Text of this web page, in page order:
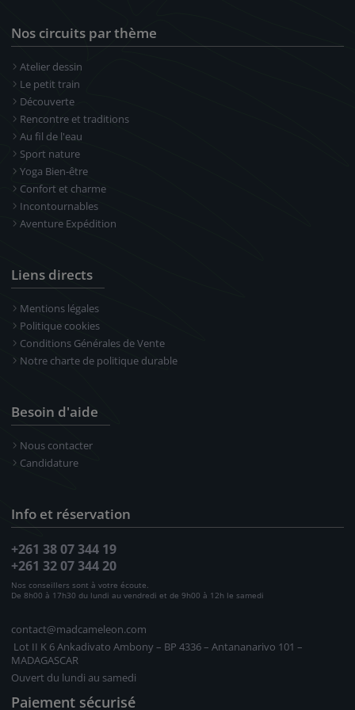
Nos circuits par thème
Atelier dessin
Le petit train
Découverte
Rencontre et traditions
Au fil de l'eau
Sport nature
Yoga Bien-être
Confort et charme
Incontournables
Aventure Expédition
Liens directs
Mentions légales
Politique cookies
Conditions Générales de Vente
Notre charte de politique durable
Besoin d'aide
Nous contacter
Candidature
Info et réservation
+261 38 07 344 19
+261 32 07 344 20
Nos conseillers sont à votre écoute.
De 8h00 à 17h30 du lundi au vendredi et de 9h00 à 12h le samedi
contact@madcameleon.com
Lot II K 6 Ankadivato Ambony – BP 4336 – Antananarivo 101 –
MADAGASCAR
Ouvert du lundi au samedi
Paiement sécurisé